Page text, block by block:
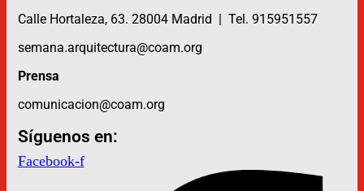
Calle Hortaleza, 63. 28004 Madrid | Tel. 915951557
semana.arquitectura@coam.org
Prensa
comunicacion@coam.org
Síguenos en:
Facebook-f